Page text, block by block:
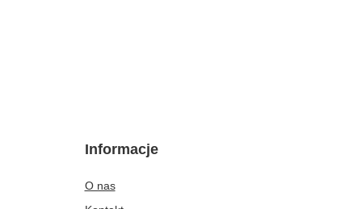
Informacje
O nas